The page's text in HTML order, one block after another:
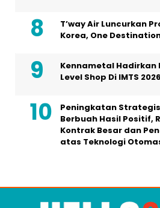
T’way Air Luncurkan
Korea, One
Kennametal Hadirkan
Level Shop Di IMTS 2026
Peningkatan Strategis
Berbuah Hasil Positif,
Kontrak Besar dan
atas Teknologi